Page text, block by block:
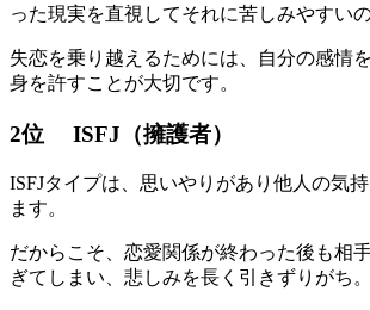
った現実を直視してそれに苦しみやすい
失恋を乗り越えるためには、自分の感情
身を許すことが大切です。
2位 ISFJ（擁護者）
ISFJタイプは、思いやりがあり他人の気
ます。
だからこそ、恋愛関係が終わった後も相
ぎてしまい、悲しみを長く引きずりがち。